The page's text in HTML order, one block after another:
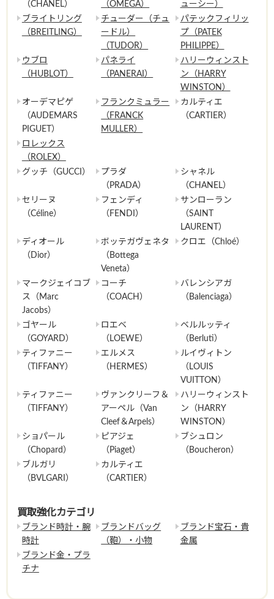
（CHANEL） （OMEGA）
ューシー）
ブライトリング
（BREITLING）
チューダー（チュ
ードル）
（TUDOR）
パテックフィリッ
プ（PATEK
PHILIPPE）
ウブロ
（HUBLOT）
パネライ
（PANERAI）
ハリーウィンスト
ン（HARRY
WINSTON）
オーデマピゲ
（AUDEMARS
PIGUET）
フランクミュラー
（FRANCK
MULLER）
カルティエ
（CARTIER）
ロレックス
（ROLEX）
グッチ（GUCCI）
プラダ
（PRADA）
シャネル
（CHANEL）
セリーヌ
（Céline）
フェンディ
（FENDI）
サンローラン
（SAINT
LAURENT）
ディオール
（Dior）
ボッテガヴェネタ
（Bottega
Veneta）
クロエ（Chloé）
マークジェイコブ
ス（Marc
Jacobs）
コーチ
（COACH）
バレンシアガ
（Balenciaga）
ゴヤール
（GOYARD）
ロエベ
（LOEWE）
ベルルッティ
（Berluti）
ティファニー
（TIFFANY）
エルメス
（HERMES）
ルイヴィトン
（LOUIS
VUITTON）
ティファニー
（TIFFANY）
ヴァンクリーフ＆
アーペル（Van
Cleef＆Arpels）
ハリーウィンスト
ン（HARRY
WINSTON）
ショパール
（Chopard）
ピアジェ
（Piaget）
ブシュロン
（Boucheron）
ブルガリ
（BVLGARI）
カルティエ
（CARTIER）
買取強化カテゴリ
ブランド時計・腕
時計
ブランドバッグ
（鞄）・小物
ブランド宝石・貴
金属
ブランド金・プラ
チナ